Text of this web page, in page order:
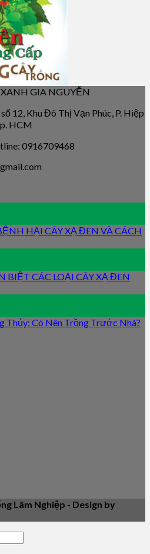
GIA NGUYỄN
12, Khu Đô Thị Vạn Phúc, P. Hiệp
HCM
0916709468
HẠI CÂY XẠ ĐEN VÀ CÁCH
CÁC LOẠI CÂY XẠ ĐEN
Thủy: Có Nên Trồng Trước Nhà?
Lâm Nghiệp - Design by